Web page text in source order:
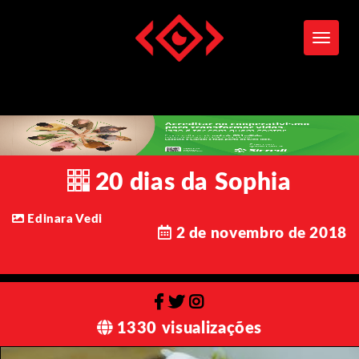
20 dias da Sophia
Edinara Vedi
2 de novembro de 2018
1330 visualizações